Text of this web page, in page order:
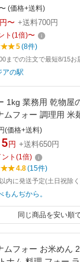
(価格+送料)
円〜 +送料700円
ト (1倍)〜
5(8件)
までの注文で最短8/15お
アの駅
1kg 業務用 乾物屋
ムフォー 調理用 米
加 ベトナム料理
(価格+送料)
円 +送料650円
ト (1倍)
4.8(15件)
内に発送予定(土日祝除
もんぢから。
同じ商品を安い順
ムフォー お米めん